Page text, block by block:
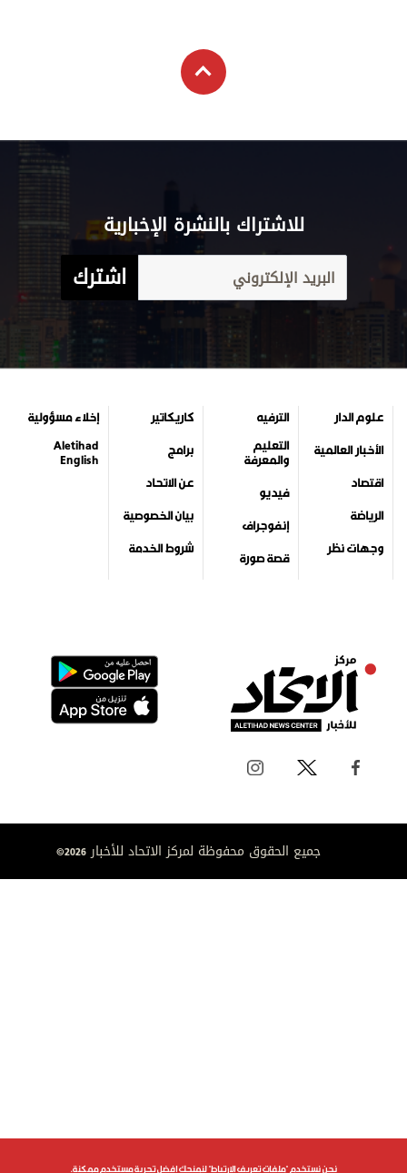
للاشتراك بالنشرة الإخبارية
اشترك
علوم الدار
الأخبار العالمية
اقتصاد
الرياضة
وجهات نظر
الترفيه
التعليم
والمعرفة
فيديو
إنفوجراف
قصة صورة
كاريكاتير
برامج
عن الاتحاد
بيان الخصوصية
شروط الخدمة
إخلاء مسؤولية
Aletihad
English
جميع الحقوق محفوظة لمركز الاتحاد للأخبار 2026©
نحن نستخدم "ملفات تعريف الارتباط" لنمنحك افضل تجربة مستخدم ممكنة.